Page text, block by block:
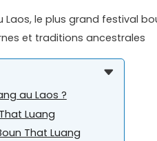
Laos, le plus grand festival
et traditions ancestrales
au Laos ?
Luang
That Luang